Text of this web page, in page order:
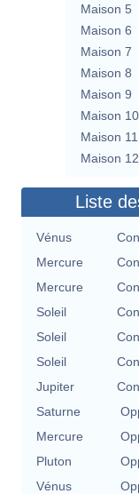
Maison 5
Maison 6
Maison 7
Maison 8
Maison 9
Maison 10
Maison 11
Maison 12
Liste
Vénus
Mercure
Mercure
Soleil
Soleil
Soleil
Jupiter
Saturne
Mercure
Pluton
Vénus